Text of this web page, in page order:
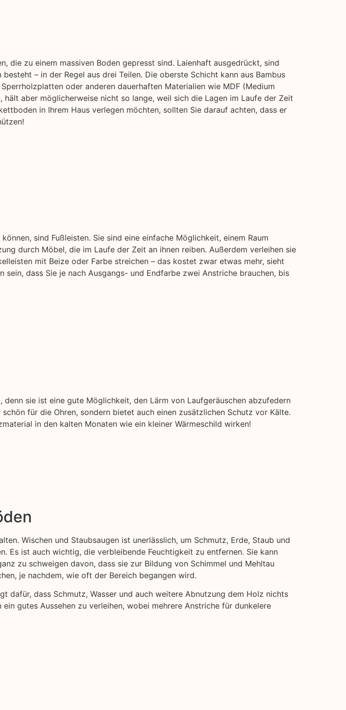
die zu einem massiven Boden gepresst sind. Laienhaft ausgedrückt, sind
– in der Regel aus drei Teilen. Die oberste Schicht kann aus Bambus
oder anderen dauerhaften Materialien wie MDF (Medium
aber möglicherweise nicht so lange, weil sich die Lagen im Laufe der Zeit
in Ihrem Haus verlegen möchten, sollten Sie darauf achten, dass er
sind Fußleisten. Sie sind eine einfache Möglichkeit, einem Raum
durch Möbel, die im Laufe der Zeit an ihnen reiben. Außerdem verleihen sie
mit Beize oder Farbe streichen – das kostet zwar etwas mehr, sieht
dass Sie je nach Ausgangs- und Endfarbe zwei Anstriche brauchen, bis
sie ist eine gute Möglichkeit, den Lärm von Laufgeräuschen abzufedern
für die Ohren, sondern bietet auch einen zusätzlichen Schutz vor Kälte.
in den kalten Monaten wie ein kleiner Wärmeschild wirken!
Wischen und Staubsaugen ist unerlässlich, um Schmutz, Erde, Staub und
Es ist auch wichtig, die verbleibende Feuchtigkeit zu entfernen. Sie kann
zu schweigen davon, dass sie zur Bildung von Schimmel und Mehltau
je nachdem, wie oft der Bereich begangen wird.
dafür, dass Schmutz, Wasser und auch weitere Abnutzung dem Holz nichts
gutes Aussehen zu verleihen, wobei mehrere Anstriche für dunkelere